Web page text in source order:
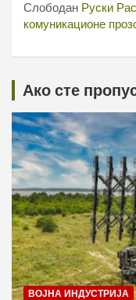
Слободан Руски
комуникационе
Ако сте
ВОЈНА ИНДУСТРИЈА